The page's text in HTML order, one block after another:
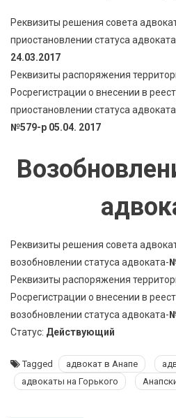
Реквизиты решения совета
приостановлении статуса
24.03.2017
Реквизиты распоряжения
Росрегистрации о внесении в
приостановлении статуса
№579-р 05.04. 2017
Реквизиты решения совета
возобновлении статуса адвоката-
Реквизиты распоряжения
Росрегистрации о внесении в
возобновлении статуса адвоката-
Статус: Действующий
Tagged адвокат в Анапе
адвокаты на Горького